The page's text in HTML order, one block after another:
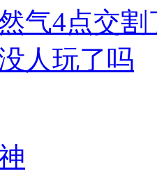
气4点交
人玩了吗